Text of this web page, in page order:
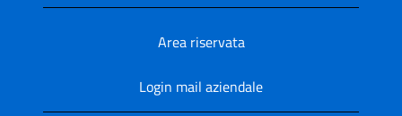
Area riservata
Login mail aziendale